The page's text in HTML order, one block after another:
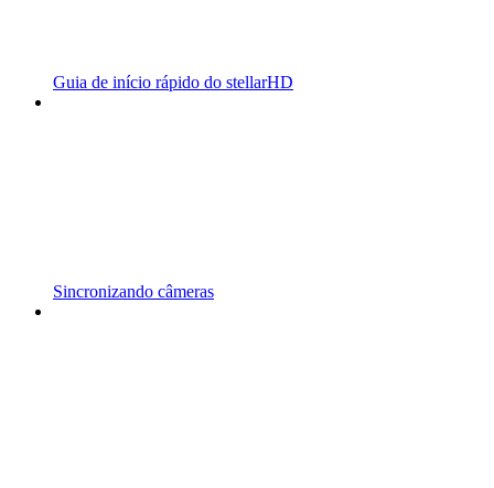
Guia de início rápido do stellarHD
Sincronizando câmeras